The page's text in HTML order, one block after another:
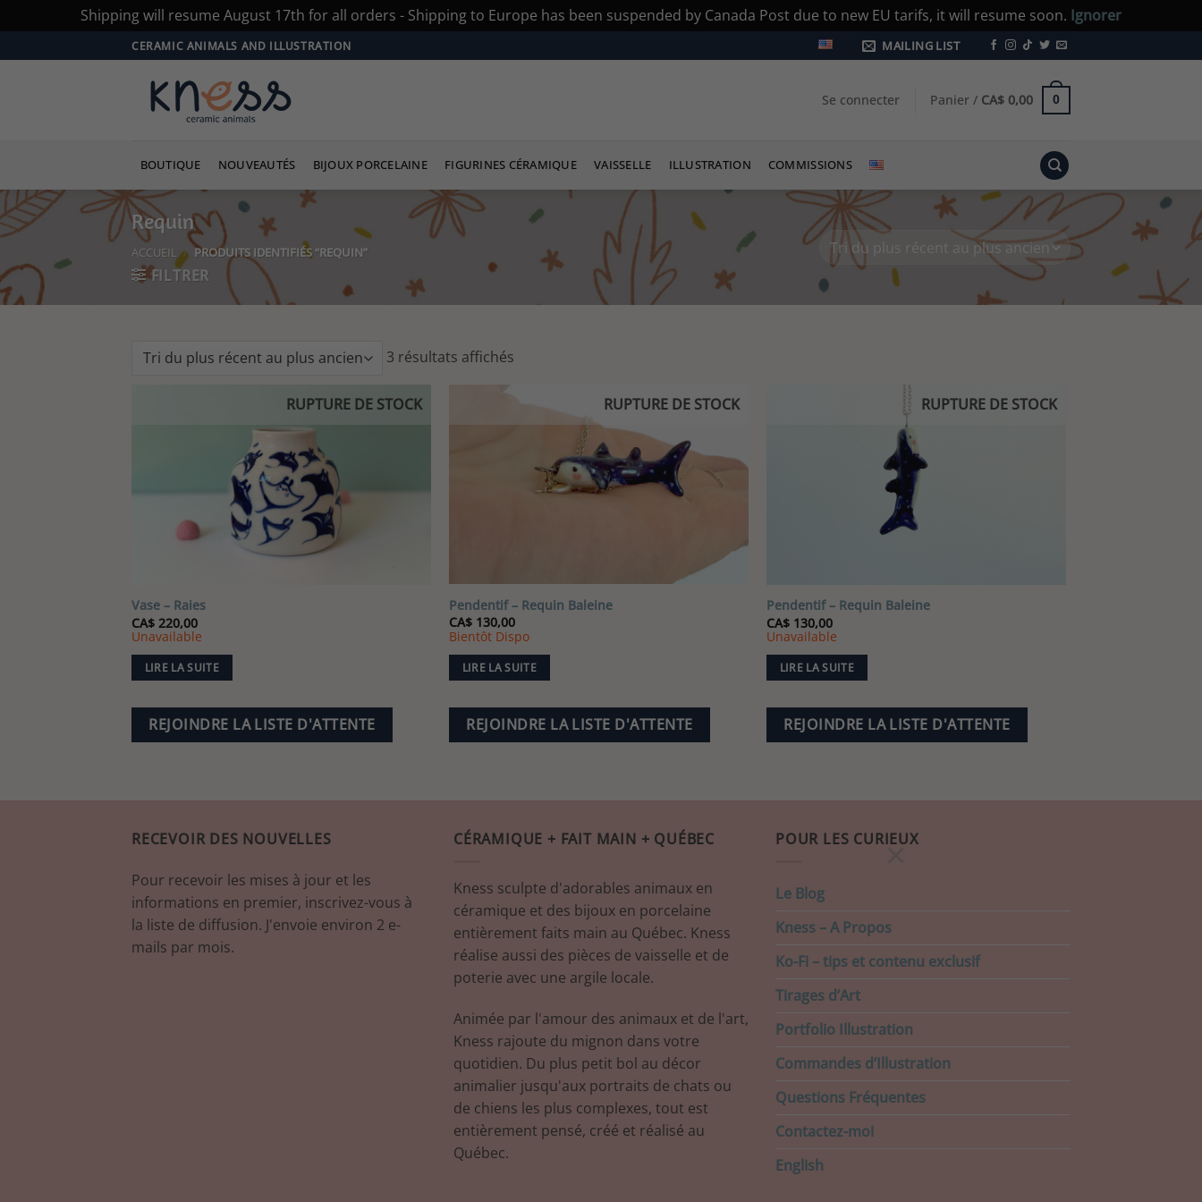
×
Shipping will resume August 17th for all orders - Shipping to Europe has been suspended by Canada Post due to new EU tarifs, it will resume soon. Ignorer
au
CERAMIC ANIMALS AND ILLUSTRATION MAILING LIST
Se connecter Panier / CA$ 0,00 0
BOUTIQUE NOUVEAUTÉS BIJOUX PORCELAINE FIGURINES CÉRAMIQUE VAISSELLE ILLUSTRATION COMMISSIONS
Requin
ACCUEIL / PRODUITS IDENTIFIÉS “REQUIN”
FILTRER
3 résultats affichés
récent
plus
ancien
RUPTURE DE STOCK
Vase – Raies
CA$220,00
Unavailable
LIRE LA SUITE
REJOINDRE LA LISTE D'ATTENTE
RUPTURE DE STOCK
Pendentif – Requin Baleine
CA$130,00
Bientôt Dispo
LIRE LA SUITE
REJOINDRE LA LISTE D'ATTENTE
RUPTURE DE STOCK
Pendentif – Requin Baleine
CA$130,00
Unavailable
LIRE LA SUITE
REJOINDRE LA LISTE D'ATTENTE
RECEVOIR DES NOUVELLES
Pour recevoir les mises à jour et les
informations en premier, inscrivez-vous à
la liste de diffusion. J'envoie environ 2 e-
mails par mois.
CÉRAMIQUE + FAIT MAIN + QUÉBEC
Kness sculpte d'adorables animaux en
céramique et des bijoux en porcelaine
entièrement faits main au Québec. Kness
réalise aussi des pièces de vaisselle et de
poterie avec une argile locale.
Animée par l'amour des animaux et de l'art,
Kness rajoute du mignon dans votre
quotidien. Du plus petit bol au décor
animalier jusqu'aux portraits de chats ou
de chiens les plus complexes, tout est
entièrement pensé, créé et réalisé au
Québec.
POUR LES CURIEUX
Le Blog
Kness – A Propos
Ko-Fi – tips et contenu exclusif
Tirages d’Art
Portfolio Illustration
Commandes d’Illustration
Questions Fréquentes
Contactez-moi
English